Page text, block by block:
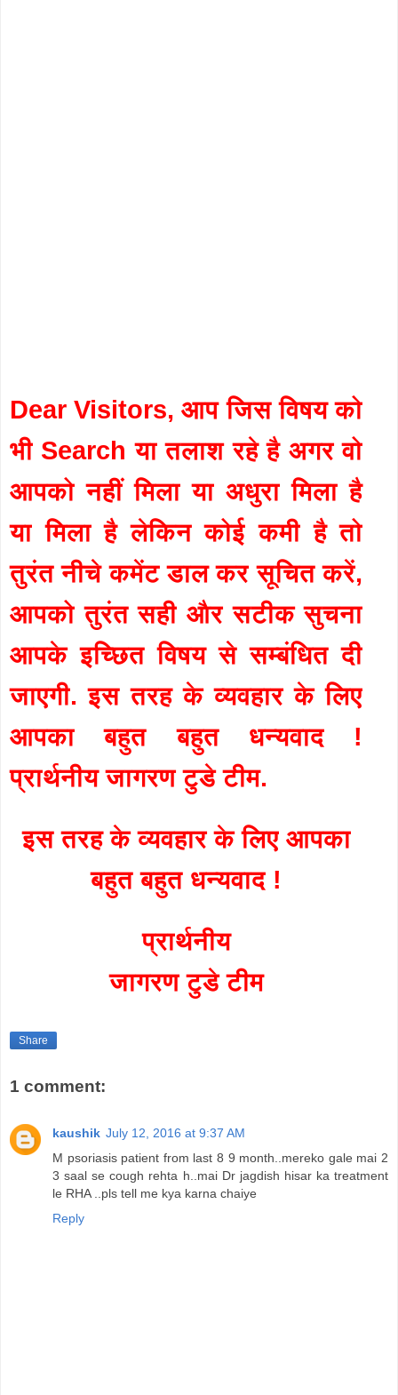
Dear Visitors, आप जिस विषय को
भी Search या तलाश रहे है अगर वो
आपको नहीं मिला या अधुरा मिला है
या मिला है लेकिन कोई कमी है तो
तुरंत नीचे कमेंट डाल कर सूचित करें,
आपको तुरंत सही और सटीक सुचना
आपके इच्छित विषय से सम्बंधित दी
जाएगी. इस तरह के व्यवहार के लिए
आपका बहुत बहुत धन्यवाद !
प्रार्थनीय जागरण टुडे टीम.
इस तरह के व्यवहार के लिए आपका
बहुत बहुत धन्यवाद !
प्रार्थनीय
जागरण टुडे टीम
Share
1 comment:
kaushik July 12, 2016 at 9:37 AM
M psoriasis patient from last 8 9 month..mereko gale mai 2
3 saal se cough rehta h..mai Dr jagdish hisar ka treatment
le RHA ..pls tell me kya karna chaiye
Reply